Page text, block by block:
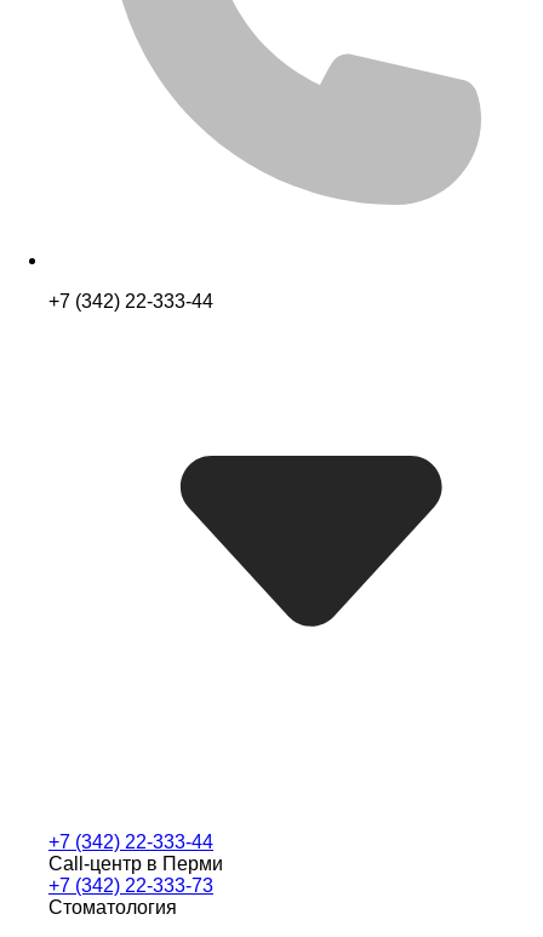
+7 (342) 22-333-44
+7 (342) 22-333-44
Call-центр в Перми
+7 (342) 22-333-73
Стоматология